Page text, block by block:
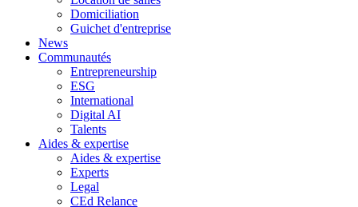
Domiciliation
Guichet d'entreprise
News
Communautés
Entrepreneurship
ESG
International
Digital AI
Talents
Aides & expertise
Aides & expertise
Experts
Legal
CEd Relance